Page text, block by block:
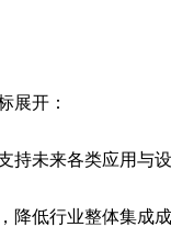
展开：
未来各类应用与设
低行业整体集成成